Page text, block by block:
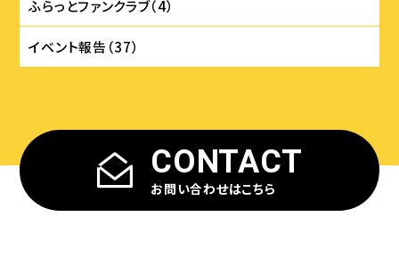
ふらっとファンクラブ（4）
イベント報告（37）
CONTACT
お問い合わせはこちら